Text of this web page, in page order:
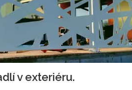
v exteriéru.